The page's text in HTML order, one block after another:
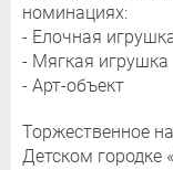
номинациях:
- Елочная
- Мягкая игрушка
- Арт-объект
Торжественное
Детском городке